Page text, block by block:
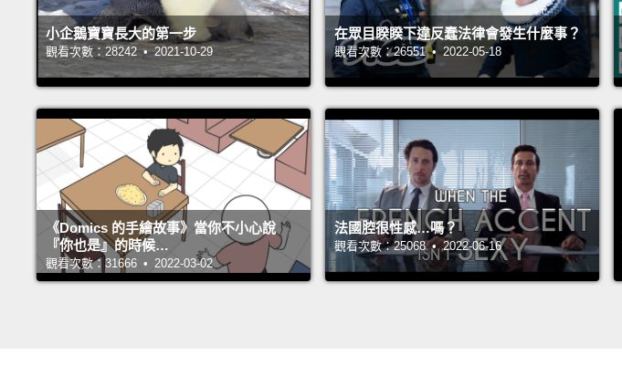
小企鵝寶寶長大的第一步
觀看次數：28242 • 2021-10-29
在眾目睽睽下違反蠢法律會發生什麼事？
觀看次數：26551 • 2022-05-18
《Domics 的手繪故事》當你不小心說
『你也是』的時候…
觀看次數：31666 • 2022-03-02
法國腔很性感…嗎？
觀看次數：25068 • 2022-06-16